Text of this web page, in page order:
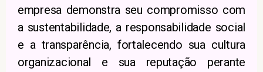
empresa demonstra seu compromisso com
a sustentabilidade, a responsabilidade social
e a transparência, fortalecendo sua cultura
organizacional e sua reputação perante